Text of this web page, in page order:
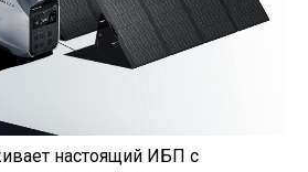
настоящий ИБП с